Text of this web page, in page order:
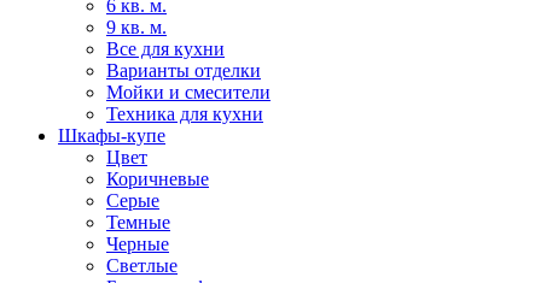
6 кв. м.
9 кв. м.
Все для кухни
Варианты отделки
Мойки и смесители
Техника для кухни
Шкафы-купе
Цвет
Коричневые
Серые
Темные
Черные
Светлые